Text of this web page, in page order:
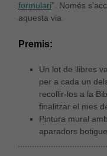
formulari”. Només
aquesta via.
Premis:
Un lot de llibres
per a cada un
recollir-los a la
finalitzar el mes
Pintura mural
aparadors